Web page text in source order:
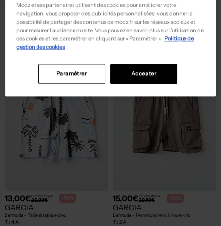
Veste casual vert
8 A
ACHAT EXPRESS
T-shirt - Stretch orange
T :14 A, ... 16 A
ACHAT EXPRESS
13,00€Prix boutique :
25,99€ -50%
GARCIA
Bermuda - Taille élastique bleu
T : 4 A
15,00€Prix boutique :
29,99€ -50%
GARCIA
Bermuda - Fermeture liens à nouer gris
T : 2 A
Modz et ses partenaires utilisent des cookies pour améliorer votre
navigation, vous proposer des publicités personnalisées, vous donner la
possibilité de partager des contenus de modz.fr sur les réseaux sociaux et
pour mesurer l’audience du site. Vous pouvez en savoir plus sur l’utilisation de
ces cookies et les paramétrer en cliquant sur « Paramétrer ». Politique de
gestion des cookies
Accepter
Paramétrer